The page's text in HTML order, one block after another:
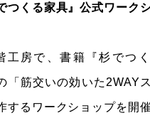
つくる家具』公式ワーク
工房で、書籍『杉でつ
「筋交いの効いた2WAY
するワークショップを開